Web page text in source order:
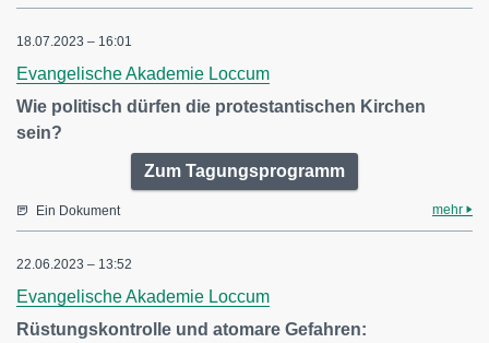
18.07.2023 – 16:01
Evangelische Akademie Loccum
Wie politisch dürfen die protestantischen Kirchen
sein?
Zum Tagungsprogramm
Ein Dokument mehr
22.06.2023 – 13:52
Evangelische Akademie Loccum
Rüstungskontrolle und atomare Gefahren: